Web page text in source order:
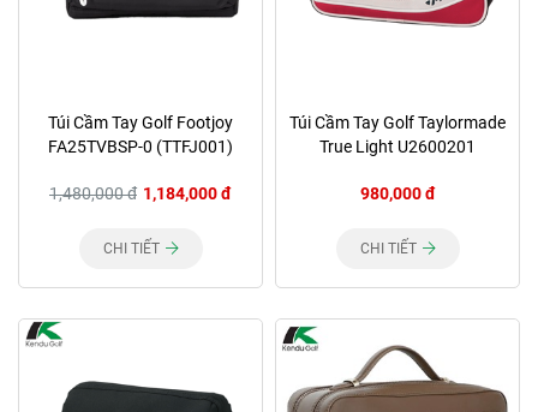
Túi Cầm Tay Golf Footjoy
FA25TVBSP-0 (TTFJ001)
1,480,000 đ 1,184,000 đ
CHI TIẾT
Túi Cầm Tay Golf Taylormade
True Light U2600201
980,000 đ
CHI TIẾT